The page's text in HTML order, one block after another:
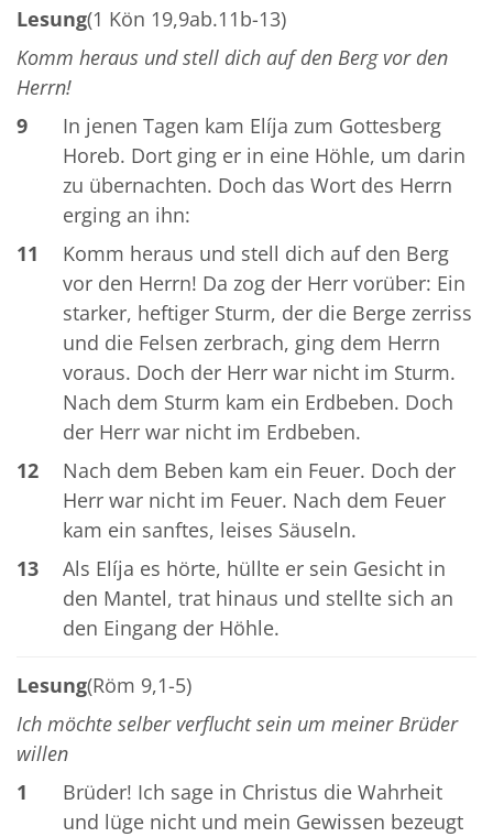
Lesung(1 Kön 19,9ab.11b-13)
Komm heraus und stell dich auf den Berg vor den
Herrn!
9
In jenen Tagen kam Elíja zum Gottesberg
Horeb. Dort ging er in eine Höhle, um darin
zu übernachten. Doch das Wort des Herrn
erging an ihn:
11
Komm heraus und stell dich auf den Berg
vor den Herrn! Da zog der Herr vorüber: Ein
starker, heftiger Sturm, der die Berge zerriss
und die Felsen zerbrach, ging dem Herrn
voraus. Doch der Herr war nicht im Sturm.
Nach dem Sturm kam ein Erdbeben. Doch
der Herr war nicht im Erdbeben.
12
Nach dem Beben kam ein Feuer. Doch der
Herr war nicht im Feuer. Nach dem Feuer
kam ein sanftes, leises Säuseln.
13
Als Elíja es hörte, hüllte er sein Gesicht in
den Mantel, trat hinaus und stellte sich an
den Eingang der Höhle.
Lesung(Röm 9,1-5)
Ich möchte selber verflucht sein um meiner Brüder
willen
1
Brüder! Ich sage in Christus die Wahrheit
und lüge nicht und mein Gewissen bezeugt